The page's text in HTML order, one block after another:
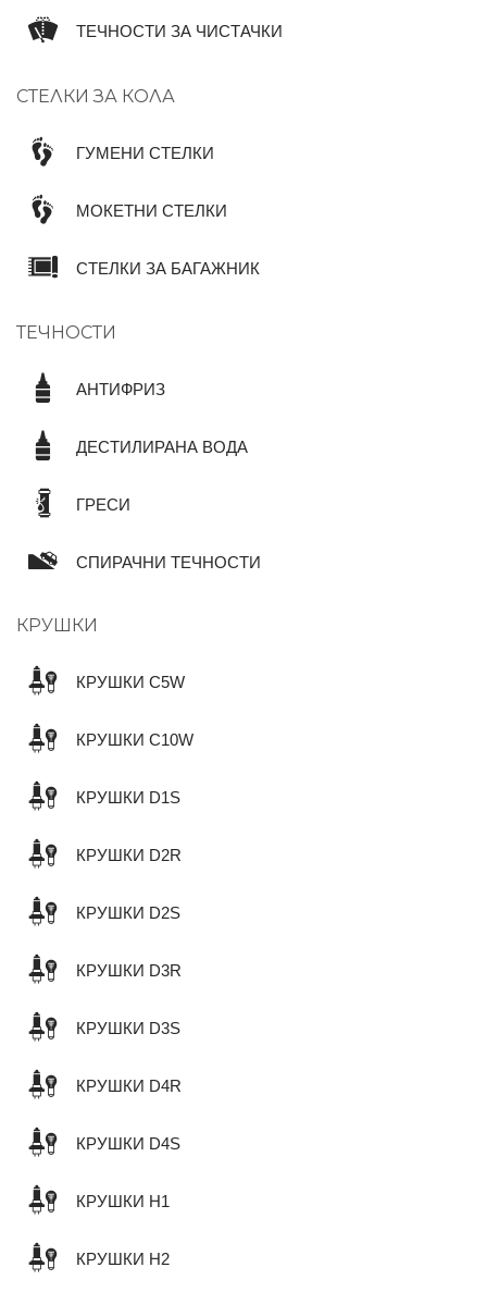
ТЕЧНОСТИ ЗА ЧИСТАЧКИ
СТЕЛКИ ЗА КОЛА
ГУМЕНИ СТЕЛКИ
МОКЕТНИ СТЕЛКИ
СТЕЛКИ ЗА БАГАЖНИК
ТЕЧНОСТИ
АНТИФРИЗ
ДЕСТИЛИРАНА ВОДА
ГРЕСИ
СПИРАЧНИ ТЕЧНОСТИ
КРУШКИ
КРУШКИ C5W
КРУШКИ C10W
КРУШКИ D1S
КРУШКИ D2R
КРУШКИ D2S
КРУШКИ D3R
КРУШКИ D3S
КРУШКИ D4R
КРУШКИ D4S
КРУШКИ H1
КРУШКИ H2